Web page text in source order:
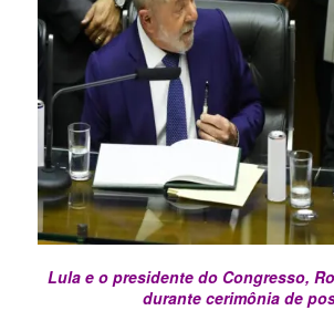
Lula e o presidente do Congresso,
durante cerimônia de